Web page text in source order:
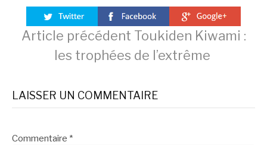
Lire
la
suite
Article précédent Toukiden Kiwami :
les trophées de l’extrême
LAISSER UN COMMENTAIRE
Commentaire *